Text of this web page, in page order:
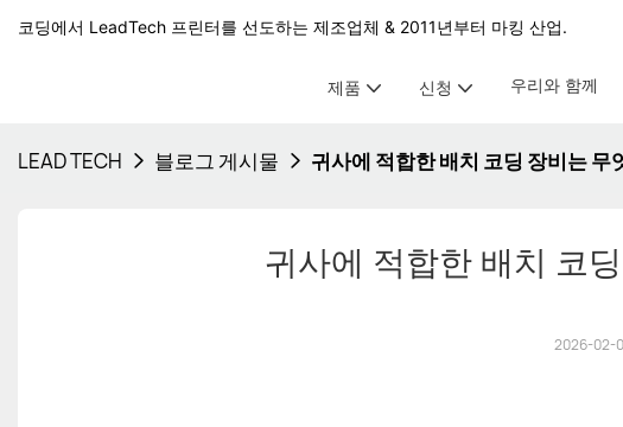
코딩에서 LeadTech 프린터를 선도하는 제조업체 & 2011년부터 마킹 산업.
제품 신청 우리와 함께
LEAD TECH 블로그 게시물 귀사에 적합한 배치 코딩 장비는 무
귀사에 적합한 배치 코
2026-02-